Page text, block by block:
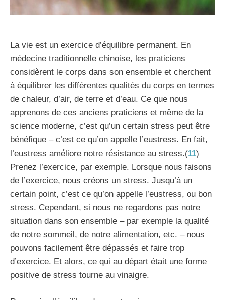
La vie est un exercice d’équilibre permanent. En
médecine traditionnelle chinoise, les praticiens
considèrent le corps dans son ensemble et cherchent
à équilibrer les différentes qualités du corps en termes
de chaleur, d’air, de terre et d’eau. Ce que nous
apprenons de ces anciens praticiens et même de la
science moderne, c’est qu’un certain stress peut être
bénéfique – c’est ce qu’on appelle l’eustress. En fait,
l’eustress améliore notre résistance au stress.(11)
Prenez l’exercice, par exemple. Lorsque nous faisons
de l’exercice, nous créons un stress. Jusqu’à un
certain point, c’est ce qu’on appelle l’eustress, ou bon
stress. Cependant, si nous ne regardons pas notre
situation dans son ensemble – par exemple la qualité
de notre sommeil, de notre alimentation, etc. – nous
pouvons facilement être dépassés et faire trop
d’exercice. Et alors, ce qui au départ était une forme
positive de stress tourne au vinaigre.